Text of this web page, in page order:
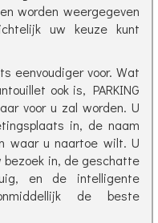
worden weergegeven
uw keuze kunt
eenvoudiger voor. Wat
ook is, PARKING
voor u zal worden. U
in, de naam
waar u naartoe wilt. U
bezoek in, de geschatte
en de intelligente
de beste